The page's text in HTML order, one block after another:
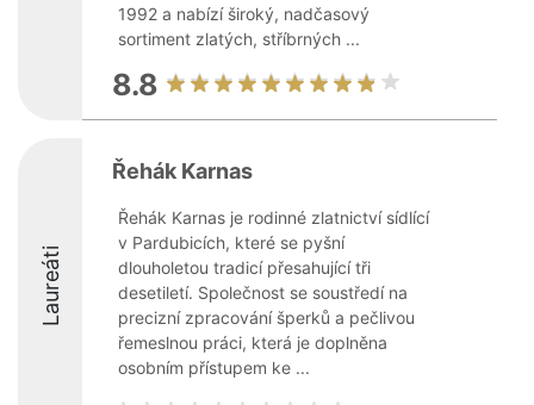
1992 a nabízí široký, nadčasový
sortiment zlatých, stříbrných ...
8.8
Laureáti
Řehák Karnas
Řehák Karnas je rodinné zlatnictví sídlící
v Pardubicích, které se pyšní
dlouholetou tradicí přesahující tři
desetiletí. Společnost se soustředí na
precizní zpracování šperků a pečlivou
řemeslnou práci, která je doplněna
osobním přístupem ke ...